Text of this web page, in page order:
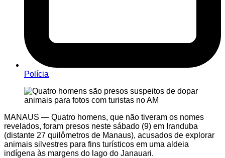
Polícia
MANAUS — Quatro homens, que não tiveram os nomes
revelados, foram presos neste sábado (9) em Iranduba
(distante 27 quilômetros de Manaus), acusados de explorar
animais silvestres para fins turísticos em uma aldeia
indígena às margens do lago do Janauari.